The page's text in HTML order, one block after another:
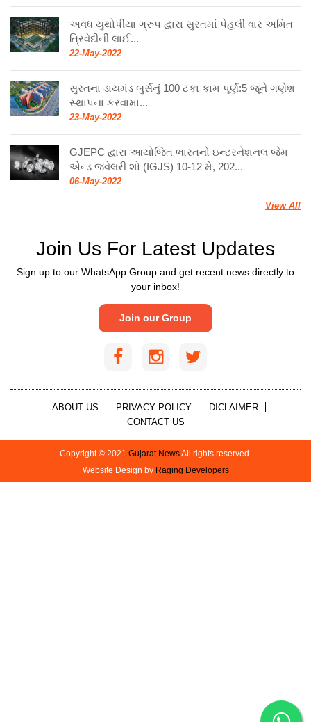
અવધ યુથોપીયા ગ્રુપ દ્વારા સુરતમાં પેહલી વાર અમિત
ત્રિવેદીની લાઈ...
22-May-2022
સુરતના ડાયમંડ બુર્સનું 100 ટકા કામ પૂર્ણ:5 જૂને ગણેશ
સ્થાપના કરવામા...
23-May-2022
GJEPC દ્વારા આયોજિત ભારતનો ઇન્ટરનેશનલ જેમ
એન્ડ જ્વેલરી શો (IGJS) 10-12 મે, 202...
06-May-2022
View All
Join Us For Latest Updates
Sign up to our WhatsApp Group and get recent news directly to
your inbox!
Join our Group
ABOUT US PRIVACY POLICY
DICLAIMER
CONTACT US
Copyright © 2021 Gujarat NewsAll rights reserved.
Website Design by Raging Developers